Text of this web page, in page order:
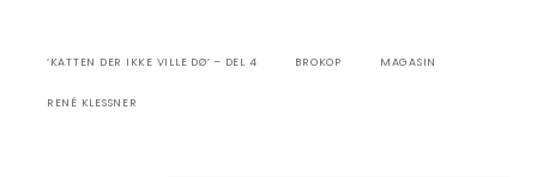
‘KATTEN DER IKKE VILLE DØ’ – DEL 4 BROKOP MAGASIN
RENÉ KLESSNER